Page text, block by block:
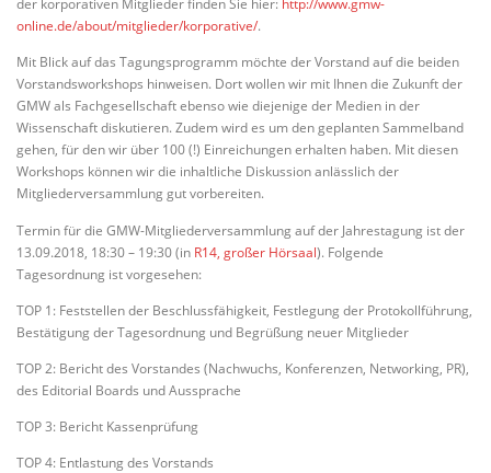
der korporativen Mitglieder finden Sie hier: http://www.gmw-
online.de/about/mitglieder/korporative/.
Mit Blick auf das Tagungsprogramm möchte der Vorstand auf die beiden
Vorstandsworkshops hinweisen. Dort wollen wir mit Ihnen die Zukunft der
GMW als Fachgesellschaft ebenso wie diejenige der Medien in der
Wissenschaft diskutieren. Zudem wird es um den geplanten Sammelband
gehen, für den wir über 100 (!) Einreichungen erhalten haben. Mit diesen
Workshops können wir die inhaltliche Diskussion anlässlich der
Mitgliederversammlung gut vorbereiten.
Termin für die GMW-Mitgliederversammlung auf der Jahrestagung ist der
13.09.2018, 18:30 – 19:30 (in R14, großer Hörsaal). Folgende
Tagesordnung ist vorgesehen:
TOP 1: Feststellen der Beschlussfähigkeit, Festlegung der Protokollführung,
Bestätigung der Tagesordnung und Begrüßung neuer Mitglieder
TOP 2: Bericht des Vorstandes (Nachwuchs, Konferenzen, Networking, PR),
des Editorial Boards und Aussprache
TOP 3: Bericht Kassenprüfung
TOP 4: Entlastung des Vorstands